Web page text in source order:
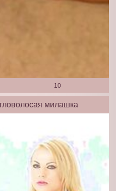
10
милашка